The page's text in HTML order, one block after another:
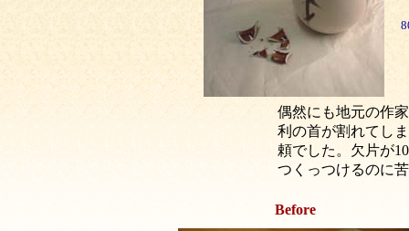
偶然にも地元の作
利の首が割れてし
頼でした。欠片が
つくっつけるのに
Before